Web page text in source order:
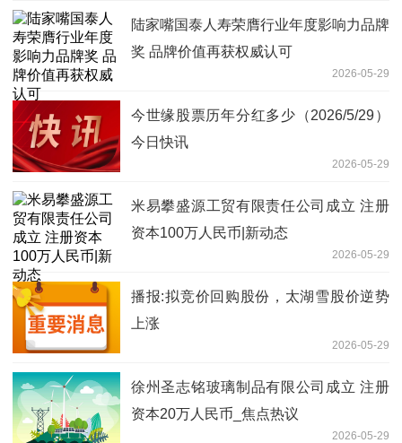
陆家嘴国泰人寿荣膺行业年度影响力品牌
奖 品牌价值再获权威认可
2026-05-29
今世缘股票历年分红多少（2026/5/29）
今日快讯
2026-05-29
米易攀盛源工贸有限责任公司成立 注册
资本100万人民币|新动态
2026-05-29
播报:拟竞价回购股份，太湖雪股价逆势
上涨
2026-05-29
徐州圣志铭玻璃制品有限公司成立 注册
资本20万人民币_焦点热议
2026-05-29